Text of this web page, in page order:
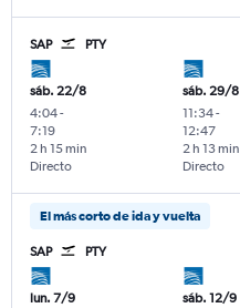
SAP PTY
sáb. 22/8
4:04-
7:19
Directo
2 h 15 min
sáb. 29/8
11:34-
12:47
Directo
2 h 13 min
El más corto de ida y vuelta
SAP PTY
lun. 7/9
sáb. 12/9